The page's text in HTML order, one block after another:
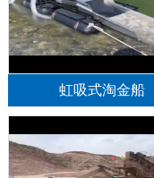
虹吸式淘金船